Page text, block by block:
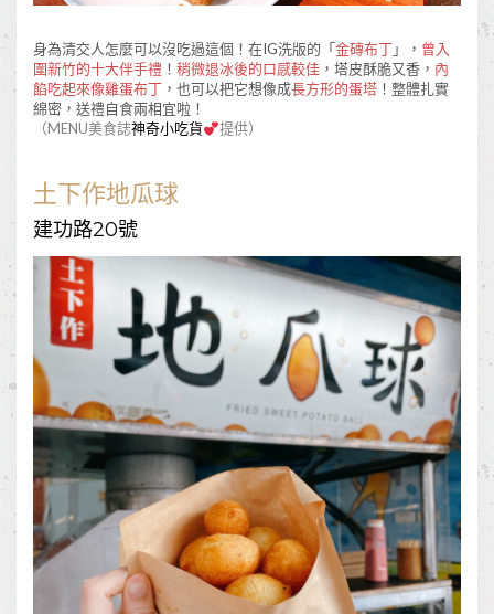
身為清交人怎麼可以沒吃過這個！在IG洗版的「金磚布丁」， 曾入
圍新竹的十大伴手禮 ！ 稍微退冰後的口感較佳 ，塔皮酥脆又香， 內
餡吃起來像雞蛋布丁 ，也可以把它想像成長方形的蛋塔 ！整體扎實
綿密，送禮自食兩相宜啦！
（MENU美食誌神奇小吃貨 提供）
土下作地瓜球
建功路20號